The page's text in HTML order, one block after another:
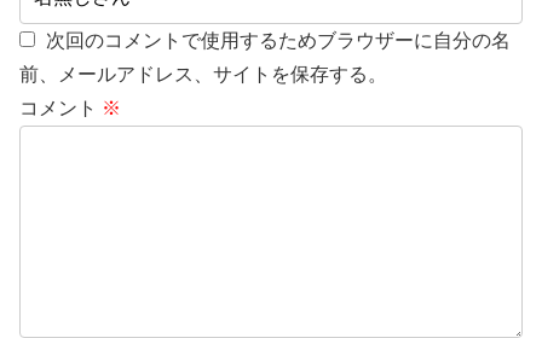
次回のコメントで使用するためブラウザーに自分の名
前、メールアドレス、サイトを保存する。
コメント ※